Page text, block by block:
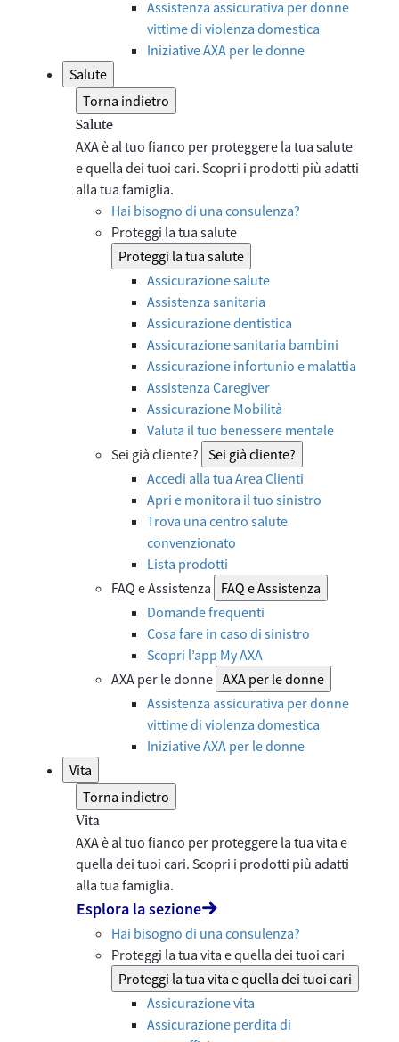
Assistenza assicurativa per donne
vittime di violenza domestica
Iniziative AXA per le donne
Salute
Torna indietro
Salute
AXA è al tuo fianco per proteggere la tua salute
e quella dei tuoi cari. Scopri i prodotti più adatti
alla tua famiglia.
Hai bisogno di una consulenza?
Proteggi la tua salute
Proteggi la tua salute
Assicurazione salute
Assistenza sanitaria
Assicurazione dentistica
Assicurazione sanitaria bambini
Assicurazione infortunio e malattia
Assistenza Caregiver
Assicurazione Mobilità
Valuta il tuo benessere mentale
Sei già cliente? Sei già cliente?
Accedi alla tua Area Clienti
Apri e monitora il tuo sinistro
Trova una centro salute
convenzionato
Lista prodotti
FAQ e Assistenza
FAQ e Assistenza
Domande frequenti
Cosa fare in caso di sinistro
Scopri l’app My AXA
AXA per le donne AXA per le donne
Assistenza assicurativa per donne
vittime di violenza domestica
Iniziative AXA per le donne
Vita
Torna indietro
Vita
AXA è al tuo fianco per proteggere la tua vita e
quella dei tuoi cari. Scopri i prodotti più adatti
alla tua famiglia.
Esplora la sezione
Hai bisogno di una consulenza?
Proteggi la tua vita e quella dei tuoi cari
Proteggi la tua vita e quella dei tuoi cari
Assicurazione vita
Assicurazione perdita di